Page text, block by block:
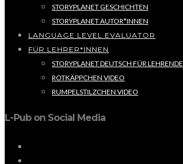
STORYPLANET GESCHICHTEN
STORYPLANET AUTOR*INNEN
LANGUAGE LEVEL EVALUATOR
FÜR LEHRER*INNEN
STORYPLANET DEUTSCH FÜR LEHRENDE
ROTKÄPPCHEN VIDEO
RUMPELSTILZCHEN VIDEO
L-Pub on Social Media